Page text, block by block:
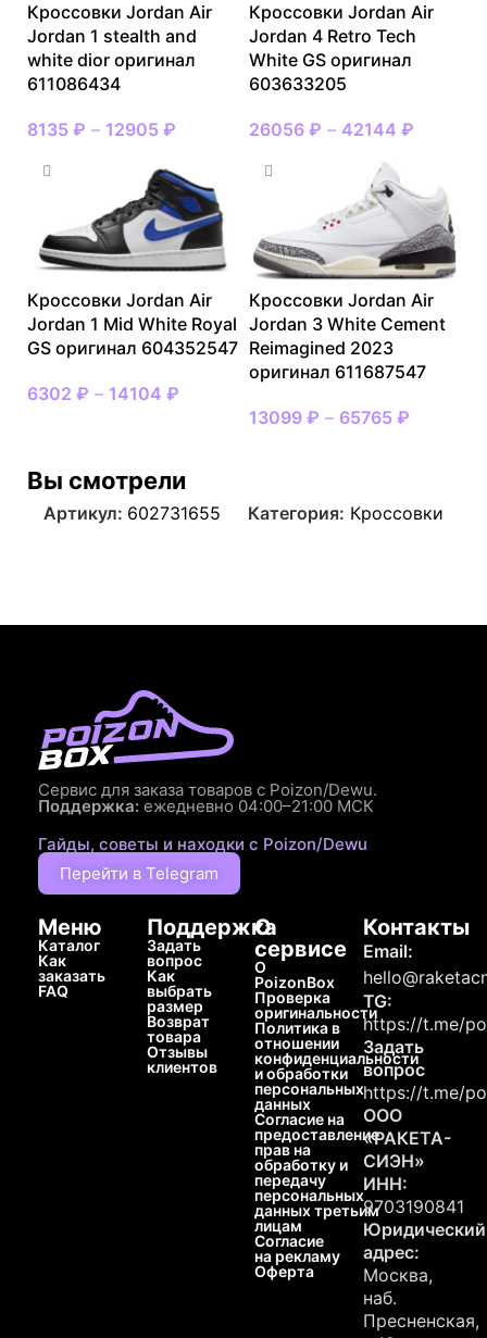
Кроссовки Jordan Air
Jordan 1 stealth and
white dior оригинал
611086434
8135 ₽ – 12905 ₽
Кроссовки Jordan Air
Jordan 4 Retro Tech
White GS оригинал
603633205
26056 ₽ – 42144 ₽
Кроссовки Jordan Air
Jordan 1 Mid White Royal
GS оригинал 604352547
6302 ₽ – 14104 ₽
Кроссовки Jordan Air
Jordan 3 White Cement
Reimagined 2023
оригинал 611687547
13099 ₽ – 65765 ₽
Вы смотрели
Артикул: 602731655 Категория: Кроссовки
Сервис для заказа товаров с Poizon/Dewu.
Поддержка: ежедневно 04:00–21:00 МСК
Гайды, советы и находки с Poizon/Dewu
Перейти в Telegram
Меню
Каталог
Как
заказать
FAQ
Поддержка
Задать
вопрос
Как
выбрать
размер
Возврат
товара
Отзывы
клиентов
О
сервисе
О
PoizonBox
Проверка
оригинальности
Политика в
отношении
конфиденциальности
и обработки
персональных
данных
Согласие на
предоставление
прав на
обработку и
передачу
персональных
данных третьим
лицам
Согласие
на рекламу
Оферта
Контакты
Email:
TG:
https://t.me/
Задать
вопрос
https://t.me/
ООО
«РАКЕТА-
СИЭН»
ИНН:
9703190841
Юридический
адрес:
Москва,
наб.
Пресненская,